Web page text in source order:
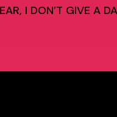
I DON’T GIVE A